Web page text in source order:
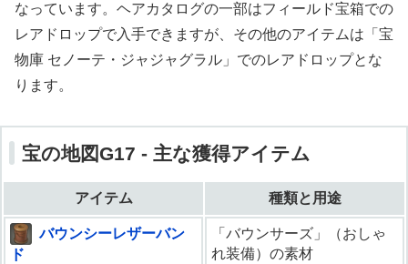
なっています。ヘアカタログの一部はフィールド宝箱での
レアドロップで入手できますが、その他のアイテムは「宝
物庫 セノーテ・ジャジャグラル」でのレアドロップとな
ります。
宝の地図G17 - 主な獲得アイテム
アイテム 種類と用途
バウンシーレザーバン
ド
「バウンサーズ」（おしゃ
れ装備）の素材